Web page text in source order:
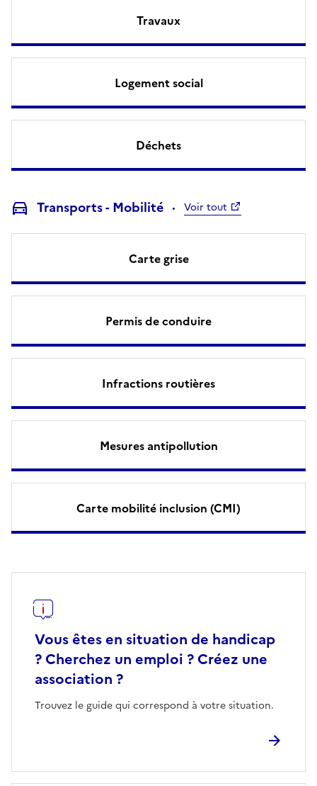
Travaux
Logement social
Déchets
Transports - Mobilité Voir tout
Carte grise
Permis de conduire
Infractions routières
Mesures antipollution
Carte mobilité inclusion (CMI)
Vous êtes en situation de handicap
? Cherchez un emploi ? Créez une
association ?
Trouvez le guide qui correspond à votre situation.